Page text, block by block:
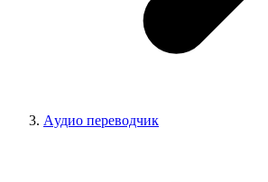
Aудио переводчик